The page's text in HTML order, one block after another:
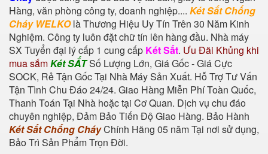
Hàng, văn phòng công ty, doanh nghiệp.... Két Sắt Chống
Cháy WELKOlà Thương Hiệu Uy Tín Trên 30 Năm Kinh
Nghiệm. Công ty luôn đặt chữ tín lên hàng đầu. Nhà máy
SX Tuyển đại lý cấp 1 cung cấp Két Sắt. Ưu Đãi Khủng khi
mua sắmKét SẮTSố Lượng Lớn, Giá Gốc - Giá Cực
SOCK, Rẻ Tận Gốc Tại Nhà Máy Sản Xuất. Hỗ Trợ Tư Vấn
Tận Tình Chu Đáo 24/24. Giao Hàng Miễn Phí Toàn Quốc,
Thanh Toán Tại Nhà hoặc tại Cơ Quan. Dịch vụ chu đáo
chuyên nghiệp, Đảm Bảo Tiến Độ Giao Hàng. Bảo Hành
Két Sắt Chống CháyChính Hãng 05 năm Tại nơi sử dụng,
Bảo Trì Sản Phẩm Trọn Đời.